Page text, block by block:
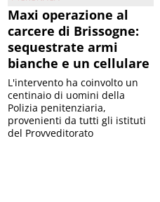
Maxi operazione al
carcere di Brissogne:
sequestrate armi
bianche e un cellulare
L'intervento ha coinvolto un
centinaio di uomini della
Polizia penitenziaria,
provenienti da tutti gli istituti
del Provveditorato